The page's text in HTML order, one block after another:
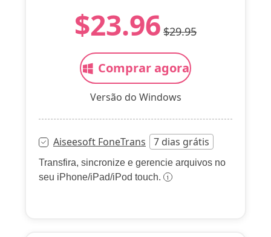
$23.96 $29.95
Comprar agora
Versão do Windows
Aiseesoft FoneTrans 7 dias grátis
Transfira, sincronize e gerencie arquivos no
seu iPhone/iPad/iPod touch.